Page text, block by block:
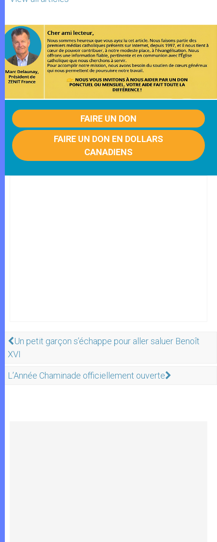
FAIRE UN DON
FAIRE UN DON EN DOLLARS
CANADIENS
Un petit garçon s’échappe pour aller saluer Benoît
XVI
L’Année Chaminade officiellement ouverte